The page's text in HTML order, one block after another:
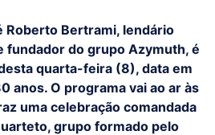
Roberto Bertrami, lendário
fundador do grupo Azymuth, é
quarta-feira (8), data em
anos. O programa vai ao ar às
uma celebração comandada
grupo formado pelo